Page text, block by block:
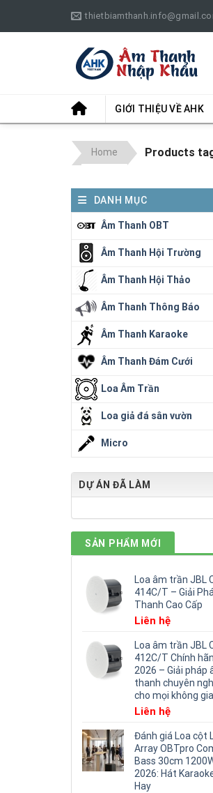
GIỚI THIỆU VỀ AHK
Home Products
DANH MỤC
Âm Thanh OBT
Âm Thanh Hội Trường
Âm Thanh Hội Thảo
Âm Thanh Thông Báo
Âm Thanh Karaoke
Âm Thanh Đám Cưới
Loa Âm Trần
Loa giả đá sân vườn
Micro
DỰ ÁN ĐÃ LÀM
SẢN PHẨM MỚI
Loa âm trần JBL
414C/T – Giải
Thanh Cao Cấp
Liên hệ
Loa âm trần JBL
412C/T Chính
2026 – Giải pháp
thanh chuyên
cho mọi không
Liên hệ
Đánh giá Loa cột
Array OBTpro
Bass 30cm
2026: Hát
Hay